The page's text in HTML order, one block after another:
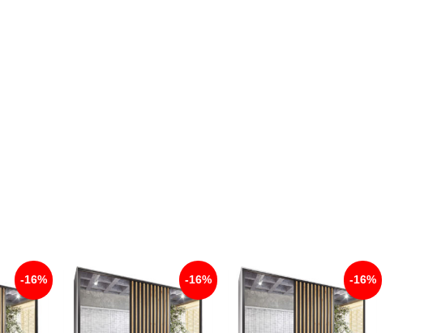
-16% -16% -16%